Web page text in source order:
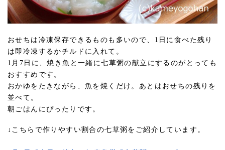
おせちは冷凍保存できるものも多いので、1日に食べた残り
は即冷凍するかチルドに入れて。
1月7日に、焼き魚と一緒に七草粥の献立にするのがとっても
おすすめです。
おかゆをたきながら、魚を焼くだけ。あとはおせちの残りを
並べて。
朝ごはんにぴったりです。
↓こちらで作りやすい割合の七草粥をご紹介しています。